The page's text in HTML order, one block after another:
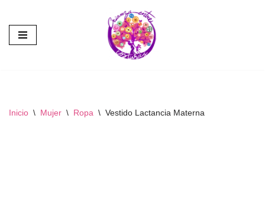
Saltar
al
Inicio \ Mujer \ Ropa \ Vestido Lactancia Materna